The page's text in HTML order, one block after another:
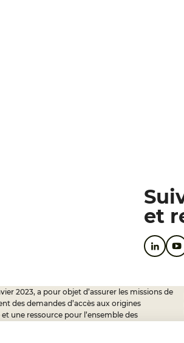
et
2023, a pour objet d’assurer les missions de
des demandes d’accès aux origines
une ressource pour l’ensemble des